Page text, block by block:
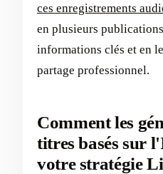
ces enregistrements
en plusieurs
informations clés et en
partage professionnel.
Comment les
titres basés sur
votre stratégie